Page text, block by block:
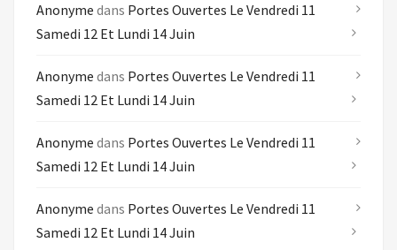
Anonyme dans Portes Ouvertes Le Vendredi 11
Samedi 12 Et Lundi 14 Juin
Anonyme dans Portes Ouvertes Le Vendredi 11
Samedi 12 Et Lundi 14 Juin
Anonyme dans Portes Ouvertes Le Vendredi 11
Samedi 12 Et Lundi 14 Juin
Anonyme dans Portes Ouvertes Le Vendredi 11
Samedi 12 Et Lundi 14 Juin